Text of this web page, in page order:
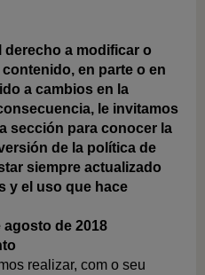
derecho a modificar o
en parte o en
a cambios en la
le invitamos
sección para conocer la
de la política de
siempre actualizado
y el uso que hace
de 2018
realizar, com o seu